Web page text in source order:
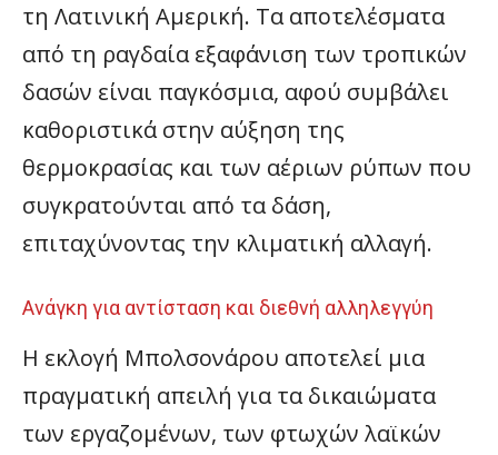
τη Λατινική Αμερική. Τα αποτελέσματα
από τη ραγδαία εξαφάνιση των τροπικών
δασών είναι παγκόσμια, αφού συμβάλει
καθοριστικά στην αύξηση της
θερμοκρασίας και των αέριων ρύπων που
συγκρατούνται από τα δάση,
επιταχύνοντας την κλιματική αλλαγή.
Ανάγκη για αντίσταση και διεθνή αλληλεγγύη
Η εκλογή Μπολσονάρου αποτελεί μια
πραγματική απειλή για τα δικαιώματα
των εργαζομένων, των φτωχών λαϊκών